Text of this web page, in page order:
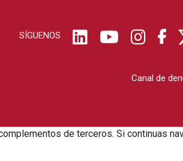
SÍGUENOS
Canal de
de terceros. Si continuas